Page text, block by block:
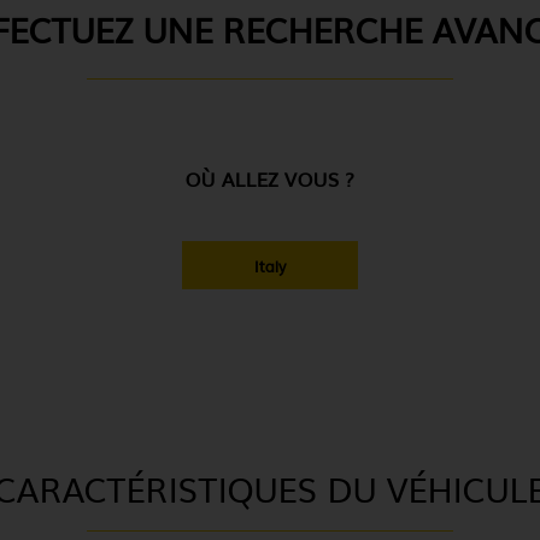
UNE RECHERCHE
OÙ ALLEZ VOUS ?
Italy
DU